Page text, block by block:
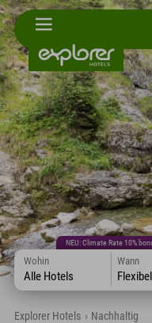
NEU: Climate Rate 10%
Wohin
Alle Hotels
Wann
Flexibel
Explorer Hotels › Nachhaltig